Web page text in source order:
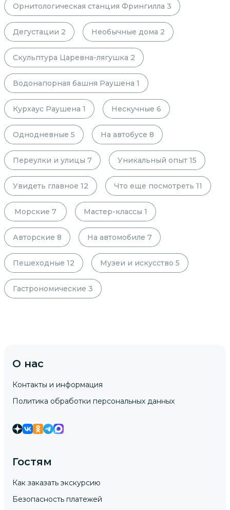
Орнитологическая станция Фрингилла 3
Дегустации 2 Необычные дома 2
Скульптура Царевна-лягушка 2
Водонапорная башня Раушена 1
Курхаус Раушена 1 Нескучные 6
Однодневные 5 На автобусе 8
Переулки и улицы 7 Уникальный опыт 15
Увидеть главное 12 Что еще посмотреть 11
Морские 7 Мастер-классы 1
Авторские 8 На автомобиле 7
Пешеходные 12 Музеи и искусство 5
Гастрономические 3
О нас
Контакты и информация
Политика обработки персональных данных
Гостям
Как заказать экскурсию
Безопасность платежей